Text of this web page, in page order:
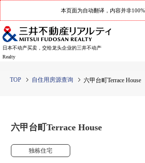
本页面为自动翻译，内容并非100%
日本不动产买卖，交给龙头企业的三井不动产
Realty
TOP 自住用房源查询 六甲台町Terrace House
六甲台町Terrace House
独栋住宅